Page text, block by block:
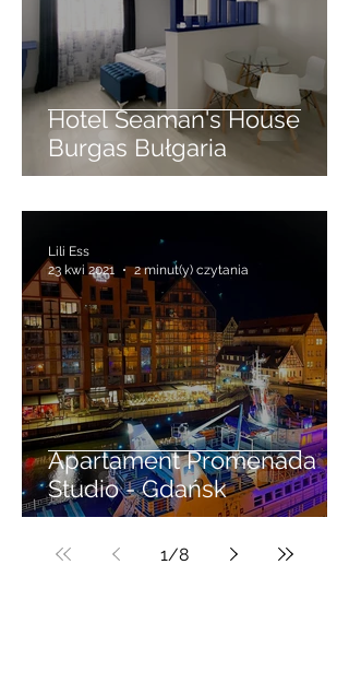
Hotel Seaman's House
Burgas Bułgaria
Apartament Promenada
Studio - Gdańsk
Lili Ess
23 kwi 2021
2 minut(y) czytania
1/8